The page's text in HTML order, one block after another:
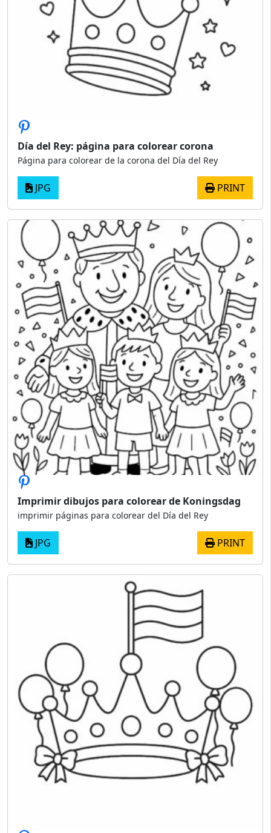
Día del Rey: página para colorear corona
Página para colorear de la corona del Día del Rey
JPG PRINT
Imprimir dibujos para colorear de Koningsdag
imprimir páginas para colorear del Día del Rey
JPG PRINT